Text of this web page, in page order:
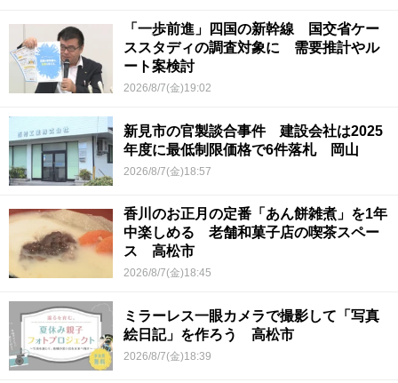
「一歩前進」四国の新幹線 国交省ケー
ススタディの調査対象に 需要推計やル
ート案検討
2026/8/7(金)19:02
新見市の官製談合事件 建設会社は2025
年度に最低制限価格で6件落札 岡山
2026/8/7(金)18:57
香川のお正月の定番「あん餅雑煮」を1年
中楽しめる 老舗和菓子店の喫茶スペー
ス 高松市
2026/8/7(金)18:45
ミラーレス一眼カメラで撮影して「写真
絵日記」を作ろう 高松市
2026/8/7(金)18:39